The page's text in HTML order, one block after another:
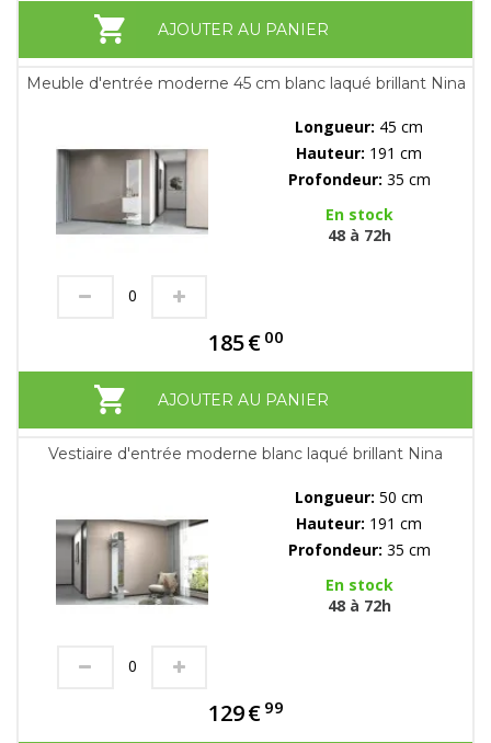
AJOUTER AU PANIER
Meuble d'entrée moderne 45 cm blanc laqué brillant Nina
Longueur: 45 cm
Hauteur: 191 cm
Profondeur: 35 cm
En stock
48 à 72h
185€ 00
AJOUTER AU PANIER
Vestiaire d'entrée moderne blanc laqué brillant Nina
Longueur: 50 cm
Hauteur: 191 cm
Profondeur: 35 cm
En stock
48 à 72h
129€ 99